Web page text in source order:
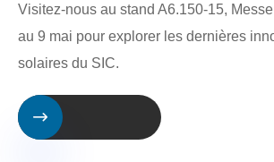
Visitez-nous au stand A6.150-15,
au 9 mai pour explorer les dernières
solaires du SIC.
